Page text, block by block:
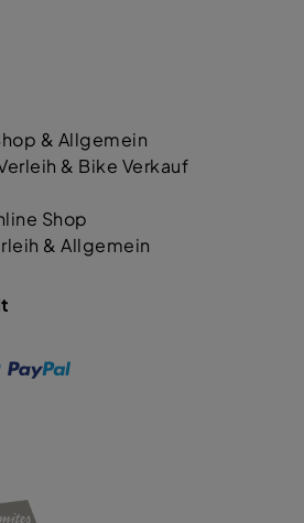
& Allgemein
& Bike Verkauf
Shop
& Allgemein